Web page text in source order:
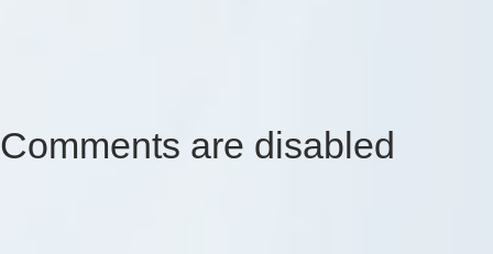
Comments are disabled